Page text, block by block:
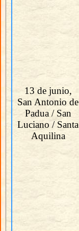
13 de junio,
San Antonio de
Padua / San
Luciano / Santa
Aquilina